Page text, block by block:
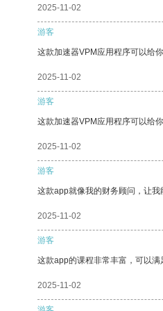
2025-11-02
游客
这款加速器VPM应用程序可以给
2025-11-02
游客
这款加速器VPM应用程序可以给
2025-11-02
游客
这款app就像我的财务顾问，让我
2025-11-02
游客
这款app的课程非常丰富，可以满
2025-11-02